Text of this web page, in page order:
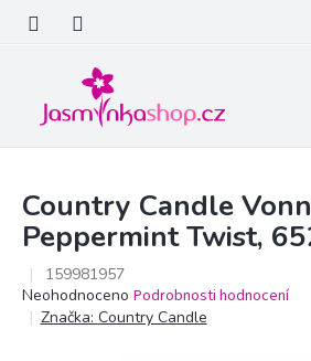
obsah
Country Candle
Peppermint Twist,
159981957
Průměrné
hodnocení
Neohodnoceno Podrobnosti hodnocení
Značka: Country Candle